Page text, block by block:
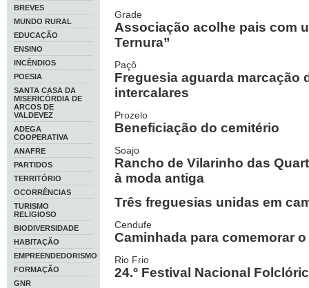
BREVES
MUNDO RURAL
EDUCAÇÃO
ENSINO
INCÊNDIOS
POESIA
SANTA CASA DA
MISERICÓRDIA DE
ARCOS DE
VALDEVEZ
ADEGA
COOPERATIVA
ANAFRE
PARTIDOS
TERRITÓRIO
OCORRÊNCIAS
TURISMO
RELIGIOSO
BIODIVERSIDADE
HABITAÇÃO
EMPREENDEDORISMO
FORMAÇÃO
GNR
Grade
Associação acolhe pais com
Ternura”
Paçô
Freguesia aguarda marcação
intercalares
Prozelo
Beneficiação do cemitério
Soajo
Rancho de Vilarinho das
à moda antiga
Três freguesias unidas em
Cendufe
Caminhada para comemorar
Rio Frio
24.º Festival Nacional